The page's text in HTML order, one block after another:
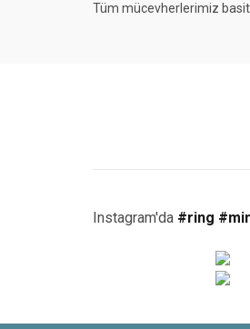
Tüm mücevherlerimiz
Instagram'da #ring